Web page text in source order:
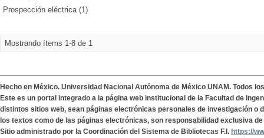
Prospección eléctrica (1)
Mostrando ítems 1-8 de 1
Hecho en México. Universidad Nacional Autónoma de México UNAM. Todos
Este es un portal integrado a la página web institucional de la Facultad de
distintos sitios web, sean páginas electrónicas personales de investigación o
los textos como de las páginas electrónicas, son responsabilidad exclusiva
Sitio administrado por la Coordinación del Sistema de Bibliotecas F.I. https://